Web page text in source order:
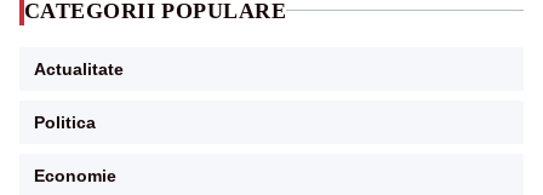
CATEGORII POPULARE
Actualitate
Politica
Economie